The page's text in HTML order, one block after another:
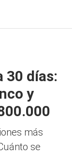
30 días:
y
más
se